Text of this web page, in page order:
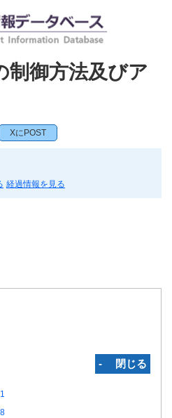
制御方法及びア
XにPOST
経過情報を見る
‐ 閉じる